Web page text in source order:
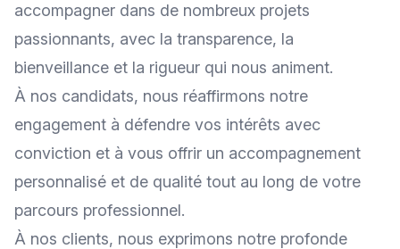
accompagner dans de nombreux projets
passionnants, avec la transparence, la
bienveillance et la rigueur qui nous animent.
À nos candidats, nous réaffirmons notre
engagement à défendre vos intérêts avec
conviction et à vous offrir un accompagnement
personnalisé et de qualité tout au long de votre
parcours professionnel.
À nos clients, nous exprimons notre profonde